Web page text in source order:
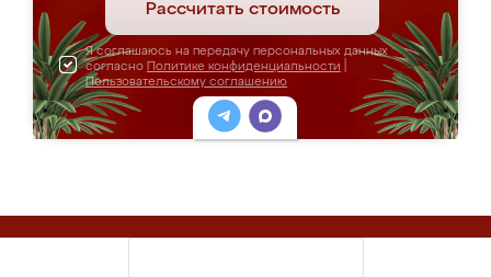
Рассчитать стоимость
Я соглашаюсь на передачу персональных данных
согласно Политике конфиденциальности
Пользовательскому соглашению